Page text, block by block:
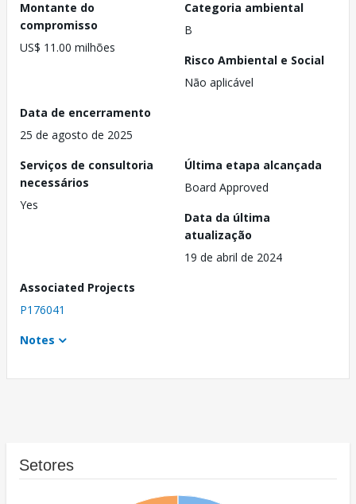
Montante do
compromisso
US$ 11.00 milhões
Categoria ambiental
B
Risco Ambiental e Social
Não aplicável
Data de encerramento
25 de agosto de 2025
Serviços de consultoria
necessários
Yes
Última etapa alcançada
Board Approved
Data da última
atualização
19 de abril de 2024
Associated Projects
P176041
Notes
Setores